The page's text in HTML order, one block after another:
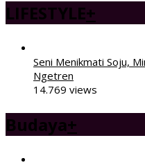
LIFESTYLE+
Seni Menikmati Soju,
Ngetren
14.769 views
Budaya+